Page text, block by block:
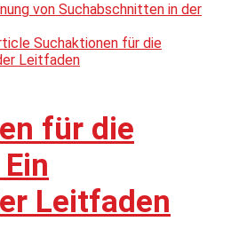
von Suchabschnitten in der
für die
Leitfaden